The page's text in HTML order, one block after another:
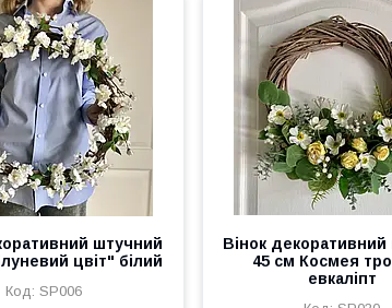
штучний
цвіт" білий
SP006
Вінок
45 см Космея
евкаліпт